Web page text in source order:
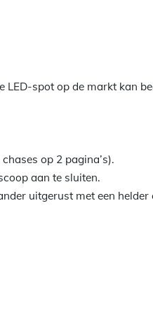
LED-spot op de markt kan
op 2 pagina’s).
aan te sluiten.
uitgerust met een